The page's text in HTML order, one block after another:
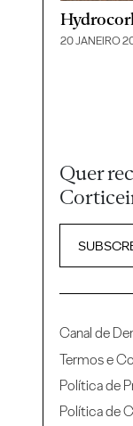
20 JANEIRO
Quer
Canal de
Termos e
Política de
Política de